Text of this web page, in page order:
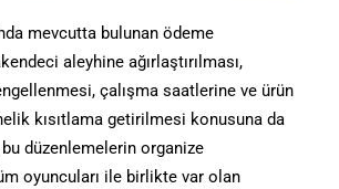
mevcutta bulunan ödeme
aleyhine ağırlaştırılması,
çalışma saatlerine ve ürün
kısıtlama getirilmesi konusuna da
düzenlemelerin organize
oyuncuları ile birlikte var olan